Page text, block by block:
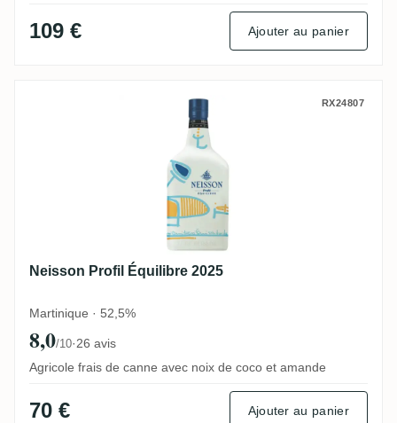
109 € Ajouter au panier
Neisson Profil Équilibre 2025 RX24807
Neisson Profil Équilibre 2025
Martinique · 52,5%
8,0/10·26 avis
Agricole frais de canne avec noix de coco et amande
70 € Ajouter au panier